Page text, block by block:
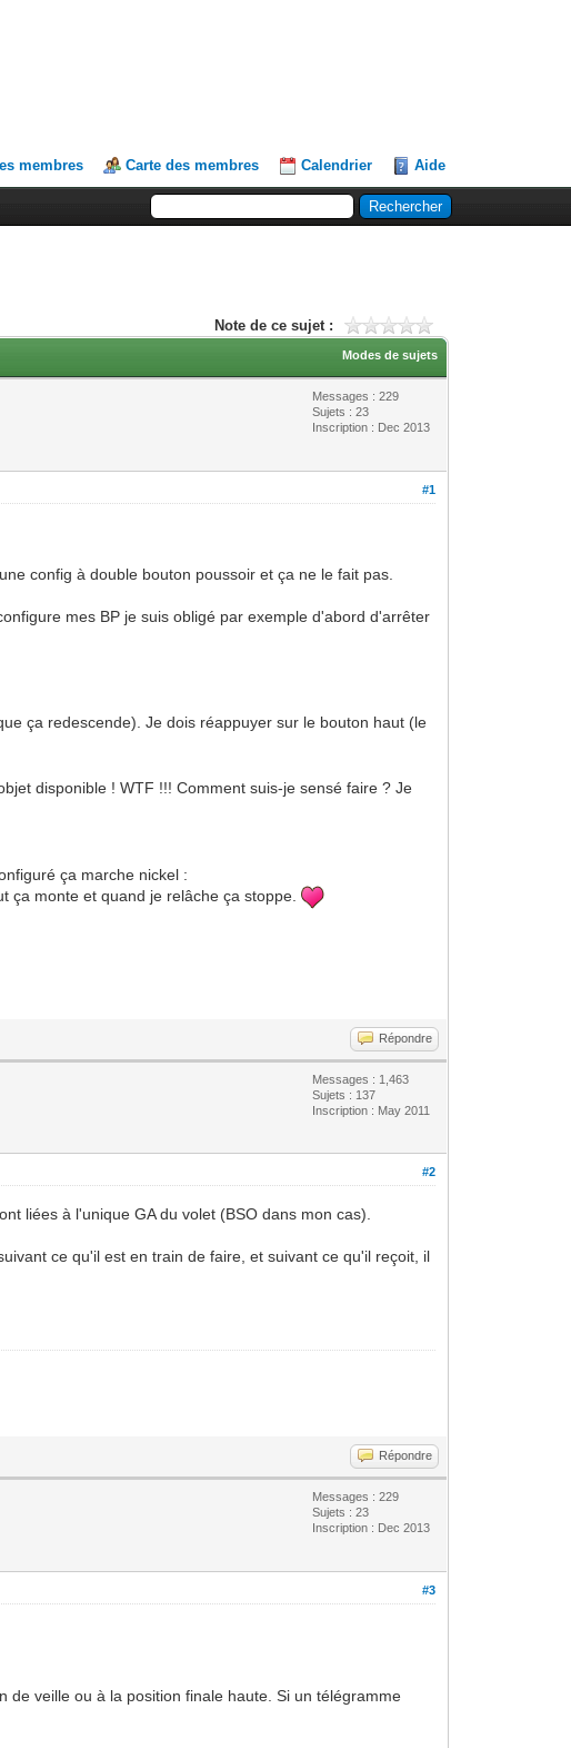
membres Carte des membres Calendrier Aide
Note de ce sujet :
Modes de sujets
Messages : 229
Sujets : 23
Inscription : Dec 2013
#1
config à double bouton poussoir et ça ne le fait pas.
mes BP je suis obligé par exemple d'abord d'arrêter
ça redescende). Je dois réappuyer sur le bouton haut (le
disponible ! WTF !!! Comment suis-je sensé faire ? Je
ça marche nickel :
ça monte et quand je relâche ça stoppe.
Répondre
Messages : 1,463
Sujets : 137
Inscription : May 2011
#2
liées à l'unique GA du volet (BSO dans mon cas).
ce qu'il est en train de faire, et suivant ce qu'il reçoit, il
Répondre
Messages : 229
Sujets : 23
Inscription : Dec 2013
#3
veille ou à la position finale haute. Si un télégramme